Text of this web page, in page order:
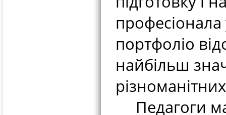
професіонала
портфоліо
найбільш
Педагоги